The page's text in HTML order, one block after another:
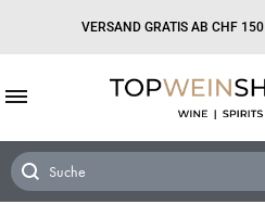
VERSAND GRATIS AB CHF 150